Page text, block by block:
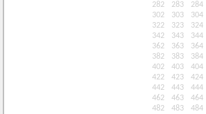
282
283 284
302
303 304
322
323 324
342
343 344
362
363 364
382
383 384
402
403 404
422
423 424
442
443 444
462
463 464
482
483 484